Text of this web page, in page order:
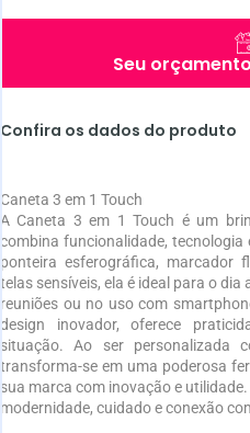
Seu
Confira os dados do produto
Caneta 3 em 1 Touch
A Caneta 3 em 1 Touch é um
combina funcionalidade,
ponteira esferográfica, marcador
telas sensíveis, ela é ideal para o
reuniões ou no uso com
design inovador, oferece
situação. Ao ser personalizada
transforma-se em uma poderosa
sua marca com inovação e
modernidade, cuidado e conexão